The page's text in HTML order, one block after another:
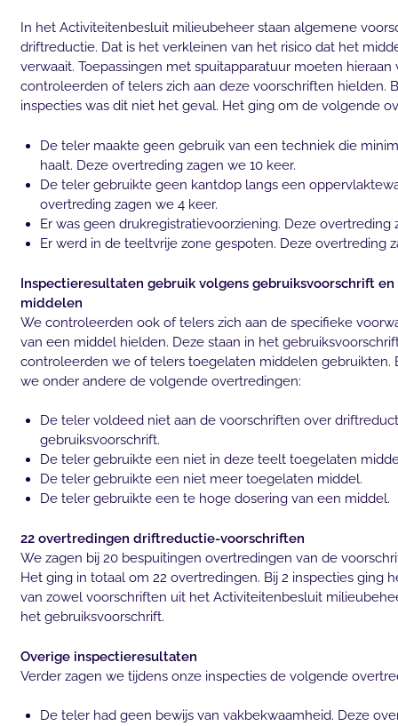
In het Activiteitenbesluit milieubeheer staan algemene
driftreductie. Dat is het verkleinen van het risico dat het
verwaait. Toepassingen met spuitapparatuur moeten hieraan
controleerden of telers zich aan deze voorschriften hielden.
inspecties was dit niet het geval. Het ging om de volgende
De teler maakte geen gebruik van een techniek die
haalt. Deze overtreding zagen we 10 keer.
De teler gebruikte geen kantdop langs een
overtreding zagen we 4 keer.
Er was geen drukregistratievoorziening. Deze overtreding
Er werd in de teeltvrije zone gespoten. Deze overtreding
Inspectieresultaten gebruik volgens gebruiksvoorschrift
middelen
We controleerden ook of telers zich aan de specifieke
van een middel hielden. Deze staan in het
controleerden we of telers toegelaten middelen gebruikten.
we onder andere de volgende overtredingen:
De teler voldeed niet aan de voorschriften over
gebruiksvoorschrift.
De teler gebruikte een niet in deze teelt toegelaten
De teler gebruikte een niet meer toegelaten middel.
De teler gebruikte een te hoge dosering van een middel.
22 overtredingen driftreductie-voorschriften
We zagen bij 20 bespuitingen overtredingen van de
Het ging in totaal om 22 overtredingen. Bij 2 inspecties ging
van zowel voorschriften uit het Activiteitenbesluit
het gebruiksvoorschrift.
Overige inspectieresultaten
Verder zagen we tijdens onze inspecties de volgende
De teler had geen bewijs van vakbekwaamheid. Deze